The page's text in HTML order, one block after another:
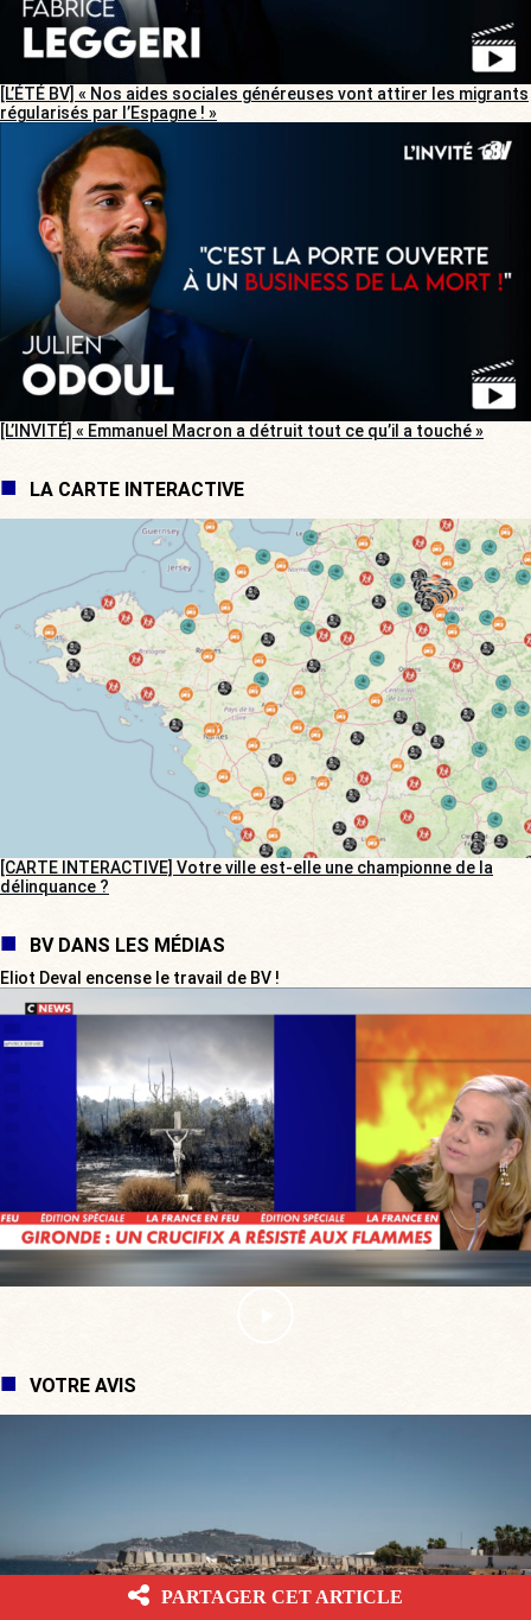
[L’ÉTÉ BV] « Nos aides sociales généreuses vont attirer les migrants
régularisés par l’Espagne ! »
[L’INVITÉ] « Emmanuel Macron a détruit tout ce qu’il a touché »
LA CARTE INTERACTIVE
[CARTE INTERACTIVE] Votre ville est-elle une championne de la
délinquance ?
BV DANS LES MÉDIAS
Eliot Deval encense le travail de BV !
VOTRE AVIS
PARTAGER CET ARTICLE